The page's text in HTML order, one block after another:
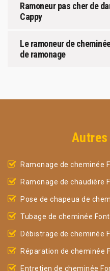
Ramoneur pas cher de
Cappy
Le ramoneur de
de ramonage
Ramonage de cheminée
Ramonage de chaudière
Pose de chapeua de
Tubage de cheminée
Débistrage de cheminée
Réparation de cheminée
Entretien de cheminée